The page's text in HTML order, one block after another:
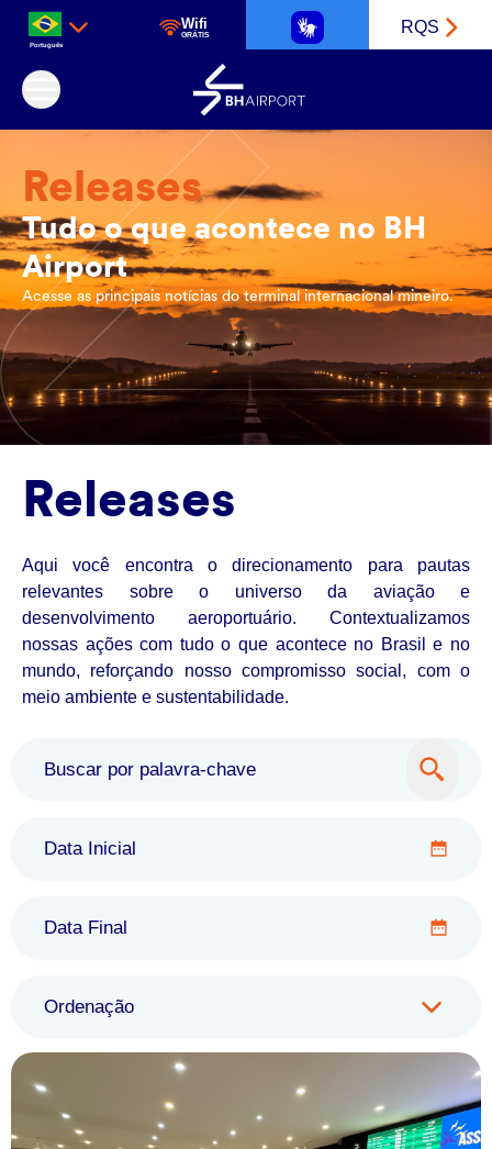
Português
Wifi
GRÁTIS RQS
Aeroporto Internacional de Belo Horizonte
Releases
Tudo o que acontece no BH
Airport
Acesse as principais notícias do terminal internacional mineiro.
Releases
Aqui você encontra o direcionamento para pautas
relevantes sobre o universo da aviação e
desenvolvimento aeroportuário. Contextualizamos
nossas ações com tudo o que acontece no Brasil e no
mundo, reforçando nosso compromisso social, com o
meio ambiente e sustentabilidade.
Data Inicial
Data Final
Ordenação